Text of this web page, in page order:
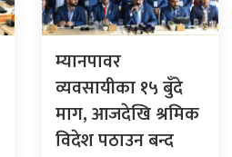
म्यानपावर
व्यवसायीका १५ बुँदे
माग, आजदेखि श्रमिक
विदेश पठाउन बन्द